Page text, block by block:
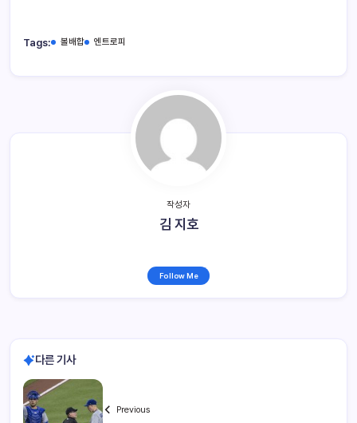
Tags: 볼배합 엔트로피
작성자
김 지호
Follow Me
다른 기사
Previous